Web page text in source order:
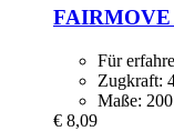
FAIRMOVE
Für
Zugkraft:
Maße:
€ 8,09